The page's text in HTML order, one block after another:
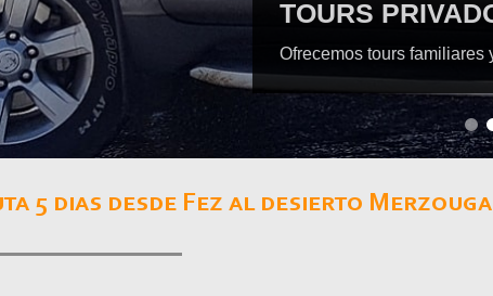
5 dias desde Fez al desierto Merzouga